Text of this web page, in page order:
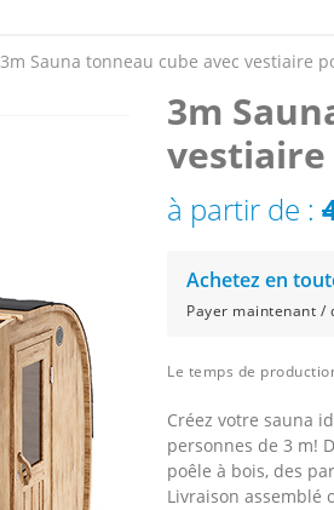
3m Sauna tonneau cube avec vestiaire
3m
vestiaire
à partir de :
Achetez en
Payer maintenant /
Le temps de
Créez votre sauna
personnes de 3 m!
poêle à bois, des
Livraison assemblé